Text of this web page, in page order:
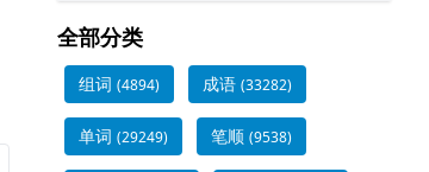
全部分类
组词 (4894) 成语 (33282)
单词 (29249) 笔顺 (9538)